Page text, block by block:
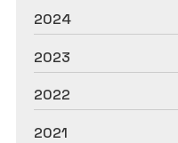
2024
2023
2022
2021